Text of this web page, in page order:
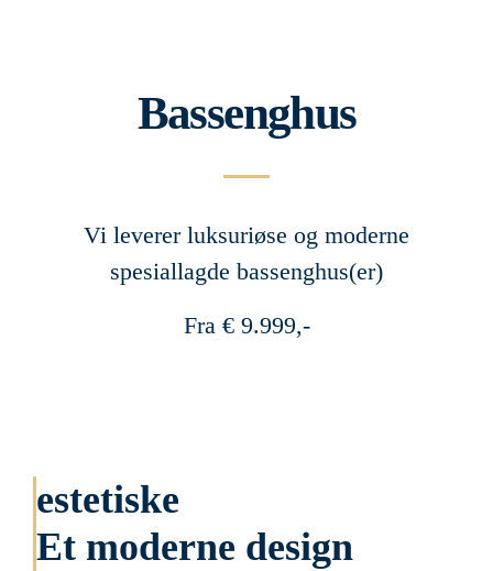
Bassenghus
Vi leverer luksuriøse og moderne
spesiallagde bassenghus(er)
Fra € 9.999,-
estetiske
Et moderne design